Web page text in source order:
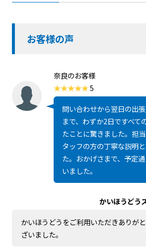
お客様の声
奈良のお客様
5
問い合わせから翌日の出
まで、わずか2日ですべて
たことに驚きました。担
タッフの方の丁寧な説明
た。おかげさまで、予定
いました。
かいほうどう
かいほうどうをご利用いただきありが
ざいました。